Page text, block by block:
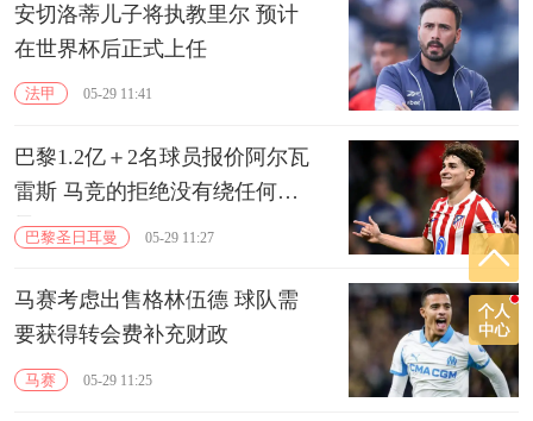
安切洛蒂儿子将执教里尔 预计
在世界杯后正式上任
法甲 05-29 11:41
巴黎1.2亿＋2名球员报价阿尔瓦
雷斯 马竞的拒绝没有绕任何弯
子巴黎圣日耳曼 05-29 11:27
马赛考虑出售格林伍德 球队需
要获得转会费补充财政
马赛 05-29 11:25